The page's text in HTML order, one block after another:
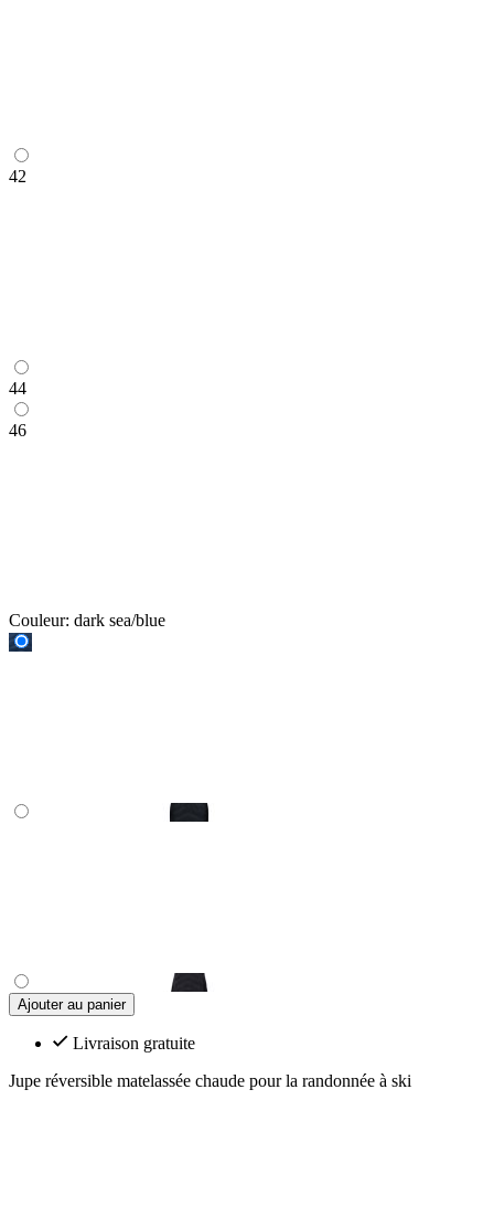
42
44
46
Couleur: dark sea/blue
Ajouter au panier
Livraison gratuite
Jupe réversible matelassée chaude pour la randonnée à ski